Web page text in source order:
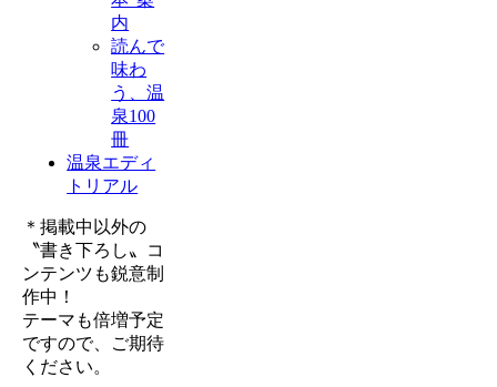
内
読んで
味わ
う、温
泉100
冊
温泉エディ
トリアル
＊掲載中以外の
〝書き下ろし〟コ
ンテンツも鋭意制
作中！
テーマも倍増予定
ですので、ご期待
ください。